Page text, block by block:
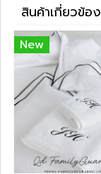
สินค้าเกี่ยวข้อง
New